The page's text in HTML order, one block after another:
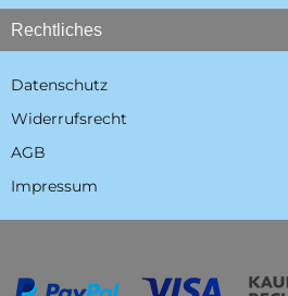
Rechtliches
Datenschutz
Widerrufsrecht
AGB
Impressum